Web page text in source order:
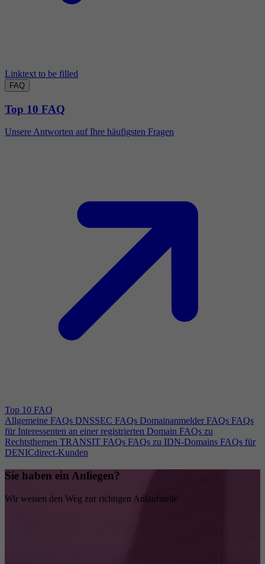
Linktext to be filled
FAQ
Top 10 FAQ
Unsere Antworten auf Ihre häufigsten Fragen
Top 10 FAQ
Allgemeine FAQs DNSSEC FAQs Domainanmelder FAQs FAQs
für Interessenten an einer registrierten Domain FAQs zu
Rechtsthemen TRANSIT FAQs FAQs zu IDN-Domains FAQs für
DENICdirect-Kunden
Sie haben ein Anliegen?
Wir weisen den Weg zur richtigen Anlaufstelle